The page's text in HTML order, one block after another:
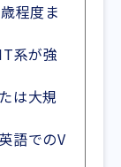
度ま
系が強
は大規
語でのV